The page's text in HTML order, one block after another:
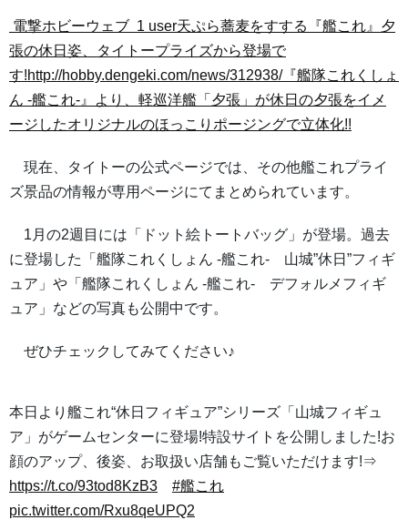
電撃ホビーウェブ 1 user天ぷら蕎麦をすする『艦これ』夕
張の休日姿、タイトープライズから登場で
す!http://hobby.dengeki.com/news/312938/『艦隊これくしょ
ん -艦これ-』より、軽巡洋艦「夕張」が休日の夕張をイメ
ージしたオリジナルのほっこりポージングで立体化!!
現在、タイトーの公式ページでは、その他艦これプライ
ズ景品の情報が専用ページにてまとめられています。
1月の2週目には「ドット絵トートバッグ」が登場。過去
に登場した「艦隊これくしょん -艦これ- 山城”休日”フィギ
ュア」や「艦隊これくしょん -艦これ- デフォルメフィギ
ュア」などの写真も公開中です。
ぜひチェックしてみてください♪
本日より艦これ“休日フィギュア”シリーズ「山城フィギュ
ア」がゲームセンターに登場!特設サイトを公開しました!お
顔のアップ、後姿、お取扱い店舗もご覧いただけます!⇒
https://t.co/93tod8KzB3
#艦これ
pic.twitter.com/Rxu8qeUPQ2